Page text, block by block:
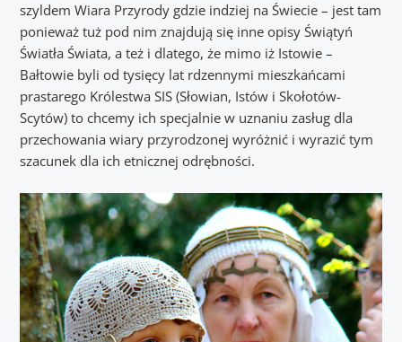
szyldem Wiara Przyrody gdzie indziej na Świecie – jest tam
ponieważ tuż pod nim znajdują się inne opisy Świątyń
Światła Świata, a też i dlatego, że mimo iż Istowie –
Bałtowie byli od tysięcy lat rdzennymi mieszkańcami
prastarego Królestwa SIS (Słowian, Istów i Skołotów-
Scytów) to chcemy ich specjalnie w uznaniu zasług dla
przechowania wiary przyrodzonej wyróżnić i wyrazić tym
szacunek dla ich etnicznej odrębności.